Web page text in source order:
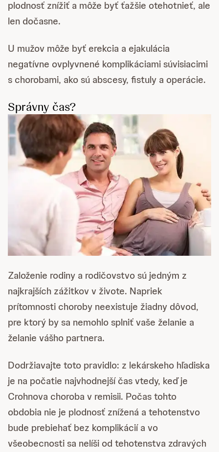
plodnosť znížiť a môže byť ťažšie otehotnieť, ale
len dočasne.
U mužov môže byť erekcia a ejakulácia
negatívne ovplyvnené komplikáciami súvisiacimi
s chorobami, ako sú abscesy, fistuly a operácie.
Správny čas?
Založenie rodiny a rodičovstvo sú jedným z
najkrajších zážitkov v živote. Napriek
prítomnosti choroby neexistuje žiadny dôvod,
pre ktorý by sa nemohlo splniť vaše želanie a
želanie vášho partnera.
Dodržiavajte toto pravidlo: z lekárskeho hľadiska
je na počatie najvhodnejší čas vtedy, keď je
Crohnova choroba v remisii. Počas tohto
obdobia nie je plodnosť znížená a tehotenstvo
bude prebiehať bez komplikácií a vo
všeobecnosti sa nelíši od tehotenstva zdravých